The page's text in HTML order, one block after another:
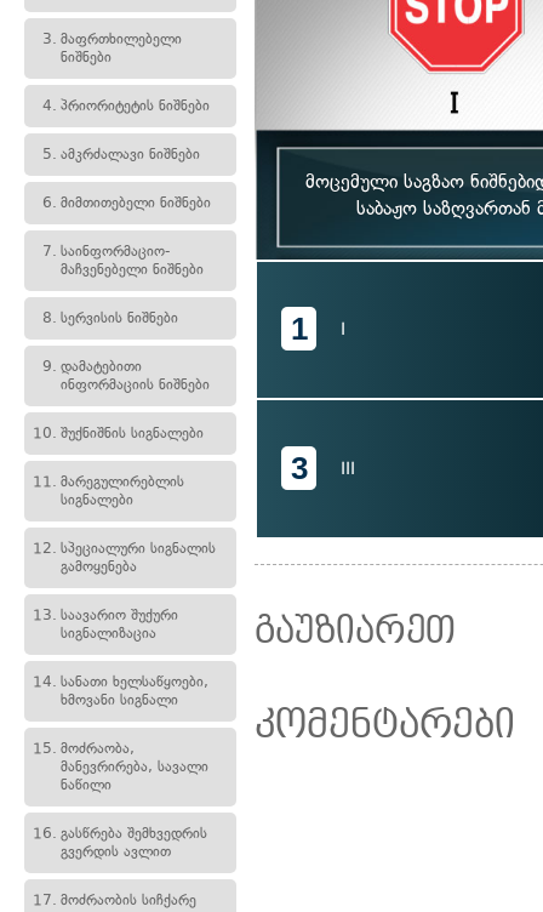
3. მაფრთხილებელი
ნიშნები
4. პრიორიტეტის ნიშნები
5. ამკრძალავი ნიშნები
6. მიმთითებელი ნიშნები
7. საინფორმაციო-
მაჩვენებელი ნიშნები
8. სერვისის ნიშნები
9. დამატებითი
ინფორმაციის ნიშნები
10. შუქნიშნის სიგნალები
11. მარეგულირებლის
სიგნალები
12. სპეციალური სიგნალის
გამოყენება
13. საავარიო შუქური
სიგნალიზაცია
14. სანათი ხელსაწყოები,
ხმოვანი სიგნალი
15. მოძრაობა,
მანევრირება, სავალი
ნაწილი
16. გასწრება შემხვედრის
გვერდის ავლით
17. მოძრაობის სიჩქარე
მოცემული საგზაო
საბაჟო
1 I
3 III
გაუზიარეთ
კომენტარები